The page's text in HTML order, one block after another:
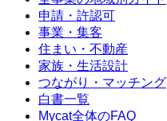
申請・許認可
事業・集客
住まい・不動産
家族・生活設計
つながり・マッチング
白書一覧
Mycat全体のFAQ